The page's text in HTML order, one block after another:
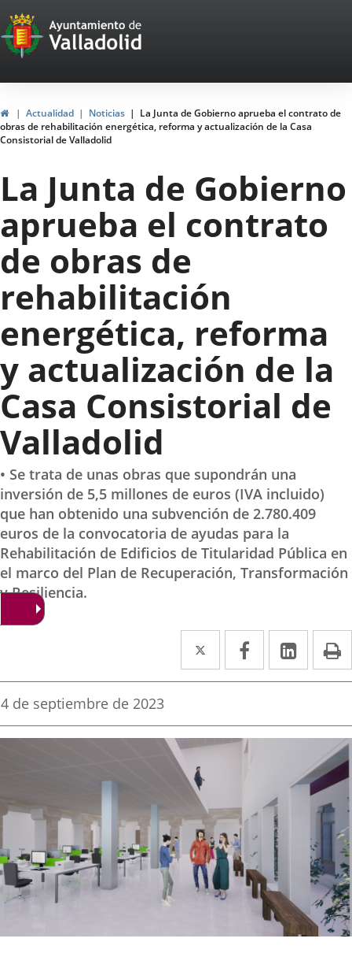
Portal
Web
del
Ayuntamiento
de
Valladolid
InicioActualidad Noticias
La Junta de Gobierno aprueba el contrato de
obras de rehabilitación energética, reforma y actualización de la Casa
Consistorial de Valladolid
La Junta de Gobierno
aprueba el contrato
de obras de
rehabilitación
energética, reforma
y actualización de la
Casa Consistorial de
Valladolid
• Se trata de unas obras que supondrán una
inversión de 5,5 millones de euros (IVA incluido)
que han obtenido una subvención de 2.780.409
euros de la convocatoria de ayudas para la
Rehabilitación de Edificios de Titularidad Pública en
el marco del Plan de Recuperación, Transformación
y Resiliencia.
Twitter
Enlace
a
aplicación
externa.
Facebook
Enlace
a
aplicación
Enlace
a
Fecha
la
4 de septiembre de 2023